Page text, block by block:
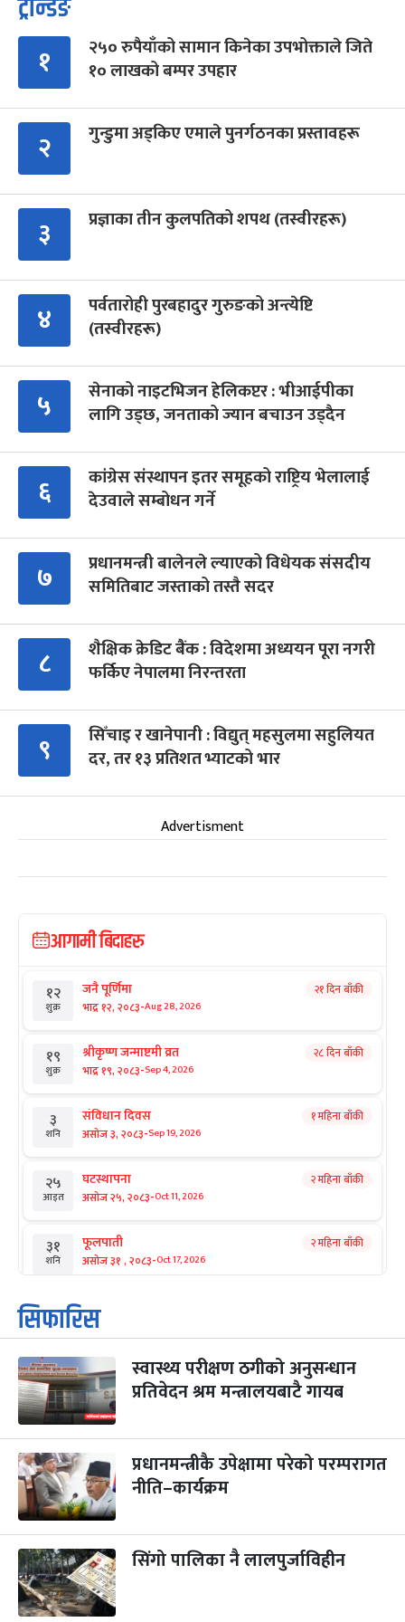
ट्रेन्डिङ
१
२५० रुपैयाँको सामान किनेका उपभोक्ताले जिते
१० लाखको बम्पर उपहार
२ गुन्डुमा अड्किए एमाले पुनर्गठनका प्रस्तावहरू
३ प्रज्ञाका तीन कुलपतिको शपथ (तस्वीरहरू)
४
पर्वतारोही पुरबहादुर गुरुङको अन्त्येष्टि
(तस्वीरहरू)
५
सेनाको नाइटभिजन हेलिकप्टर : भीआईपीका
लागि उड्छ, जनताको ज्यान बचाउन उड्दैन
६
कांग्रेस संस्थापन इतर समूहको राष्ट्रिय भेलालाई
देउवाले सम्बोधन गर्ने
७
प्रधानमन्त्री बालेनले ल्याएको विधेयक संसदीय
समितिबाट जस्ताको तस्तै सदर
८
शैक्षिक क्रेडिट बैंक : विदेशमा अध्ययन पूरा नगरी
फर्किए नेपालमा निरन्तरता
९
सिँचाइ र खानेपानी : विद्युत् महसुलमा सहुलियत
दर, तर १३ प्रतिशत भ्याटको भार
Advertisment
आगामी बिदाहरु
१२
शुक्र
जनै पूर्णिमा
भाद्र १२, २०८३-Aug 28, 2026
२१ दिन बाँकी
१९
शुक्र
श्रीकृष्ण जन्माष्टमी व्रत
भाद्र १९, २०८३-Sep 4, 2026
२८ दिन बाँकी
३
शनि
संविधान दिवस
असोज ३, २०८३-Sep 19, 2026
१ महिना बाँकी
२५
आइत
घटस्थापना
असोज २५, २०८३-Oct 11, 2026
२ महिना बाँकी
३१
शनि
फूलपाती
असोज ३१ , २०८३-Oct 17, 2026
२ महिना बाँकी
१
आइत
कार्तिक सङ्क्रान्ति
कार्तिक १, २०८३
३
मंगल
महानवमी
कार्तिक ३, २०८३-Oct 20, 2026
२ महिना बाँकी
४
बुध कार्तिक ४, २०८३ Oct 21, 2026
५
बिहि
पापा‌ङ्कुशा एकादशी व्रत
कार्तिक ५, २०८३
२२
आइत
कुकुर तिहार
कार्तिक २२, २०८३
३ महिना बाँकी
सिफारिस
स्वास्थ्य परीक्षण ठगीको अनुसन्धान
प्रतिवेदन श्रम मन्त्रालयबाटै गायब
प्रधानमन्त्रीकै उपेक्षामा परेको परम्परागत
नीति–कार्यक्रम
सिंगो पालिका नै लालपुर्जाविहीन